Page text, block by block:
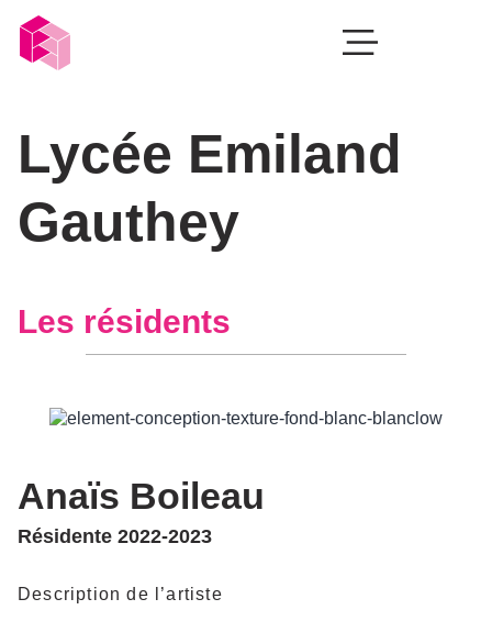
Lycée Emiland
Gauthey
Les résidents
Anaïs Boileau
Résidente 2022-2023
Description de l’artiste